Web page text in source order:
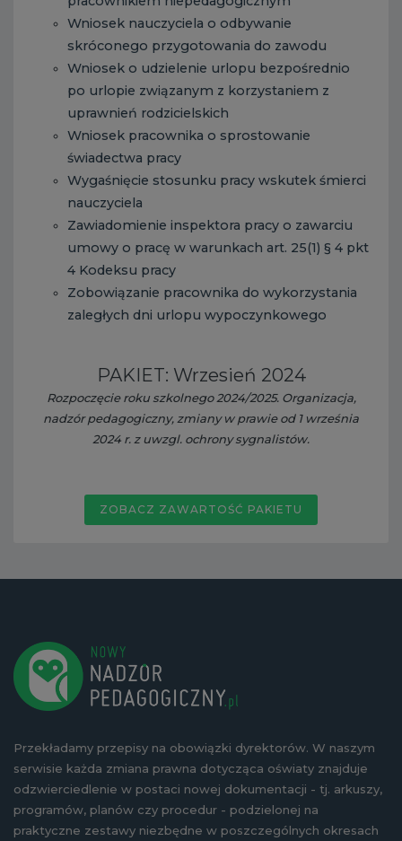
Wniosek nauczyciela o odbywanie
skróconego przygotowania do zawodu
Wniosek o udzielenie urlopu bezpośrednio
po urlopie związanym z korzystaniem z
uprawnień rodzicielskich
Wniosek pracownika o sprostowanie
świadectwa pracy
Wygaśnięcie stosunku pracy wskutek śmierci
nauczyciela
Zawiadomienie inspektora pracy o zawarciu
umowy o pracę w warunkach art. 25(1) § 4 pkt
4 Kodeksu pracy
Zobowiązanie pracownika do wykorzystania
zaległych dni urlopu wypoczynkowego
PAKIET: Wrzesień 2024
Rozpoczęcie roku szkolnego 2024/2025. Organizacja,
nadzór pedagogiczny, zmiany w prawie od 1 września
2024 r. z uwzgl. ochrony sygnalistów.
ZOBACZ ZAWARTOŚĆ PAKIETU
Przekładamy przepisy na obowiązki dyrektorów. W naszym
serwisie każda zmiana prawna dotycząca oświaty znajduje
odzwierciedlenie w postaci nowej dokumentacji - tj. arkuszy,
programów, planów czy procedur - podzielonej na
praktyczne zestawy niezbędne w poszczególnych okresach